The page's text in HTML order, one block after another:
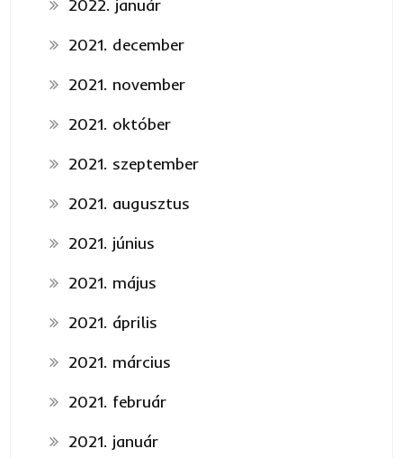
2022. január
2021. december
2021. november
2021. október
2021. szeptember
2021. augusztus
2021. június
2021. május
2021. április
2021. március
2021. február
2021. január